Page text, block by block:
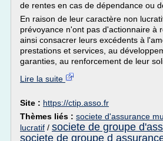
de rentes en cas de dépendance ou
En raison de leur caractère non
prévoyance n'ont pas d'actionnaire à
ainsi consacrer leurs excédents à
prestations et services, au
garanties, au renforcement de leur
Lire la suite
Site : https://ctip.asso.fr
Thèmes liés : societe d'assurance
lucratif / societe de groupe
societe de groupe d